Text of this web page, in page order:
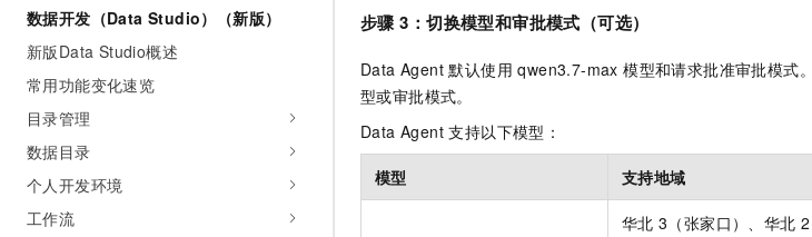
数据开发（Data Studio）（新版）
新版Data Studio概述
常用功能变化速览
目录管理
数据目录
个人开发环境
工作流
步骤 3：切换模型和审批模式（可选）
Data Agent 默认使用 qwen3.7-max 模型和请求批准审批模式
型或审批模式。
Data Agent 支持以下模型：
模型 支持地域
华北 3（张家口）、华北